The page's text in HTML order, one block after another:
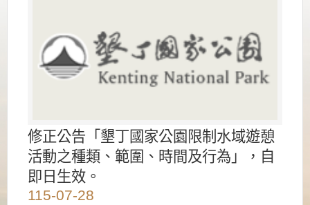
修正公告「墾丁國家公園限制水域遊憩
活動之種類、範圍、時間及行為」，自
即日生效。
115-07-28